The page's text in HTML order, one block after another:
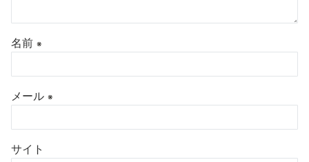
名前 ※
メール ※
サイト